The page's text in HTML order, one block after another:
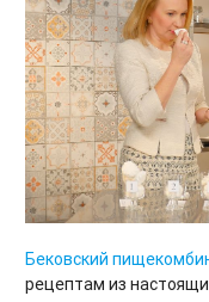
Бековский
рецептам из